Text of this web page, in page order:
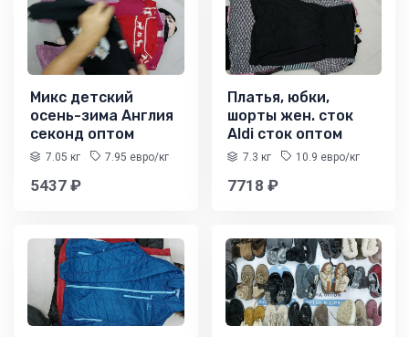
Микс детский
осень-зима Англия
секонд оптом
7.05 кг 7.95 евро/кг
5437 ₽
Платья, юбки,
шорты жен. сток
Aldi сток оптом
7.3 кг 10.9 евро/кг
7718 ₽